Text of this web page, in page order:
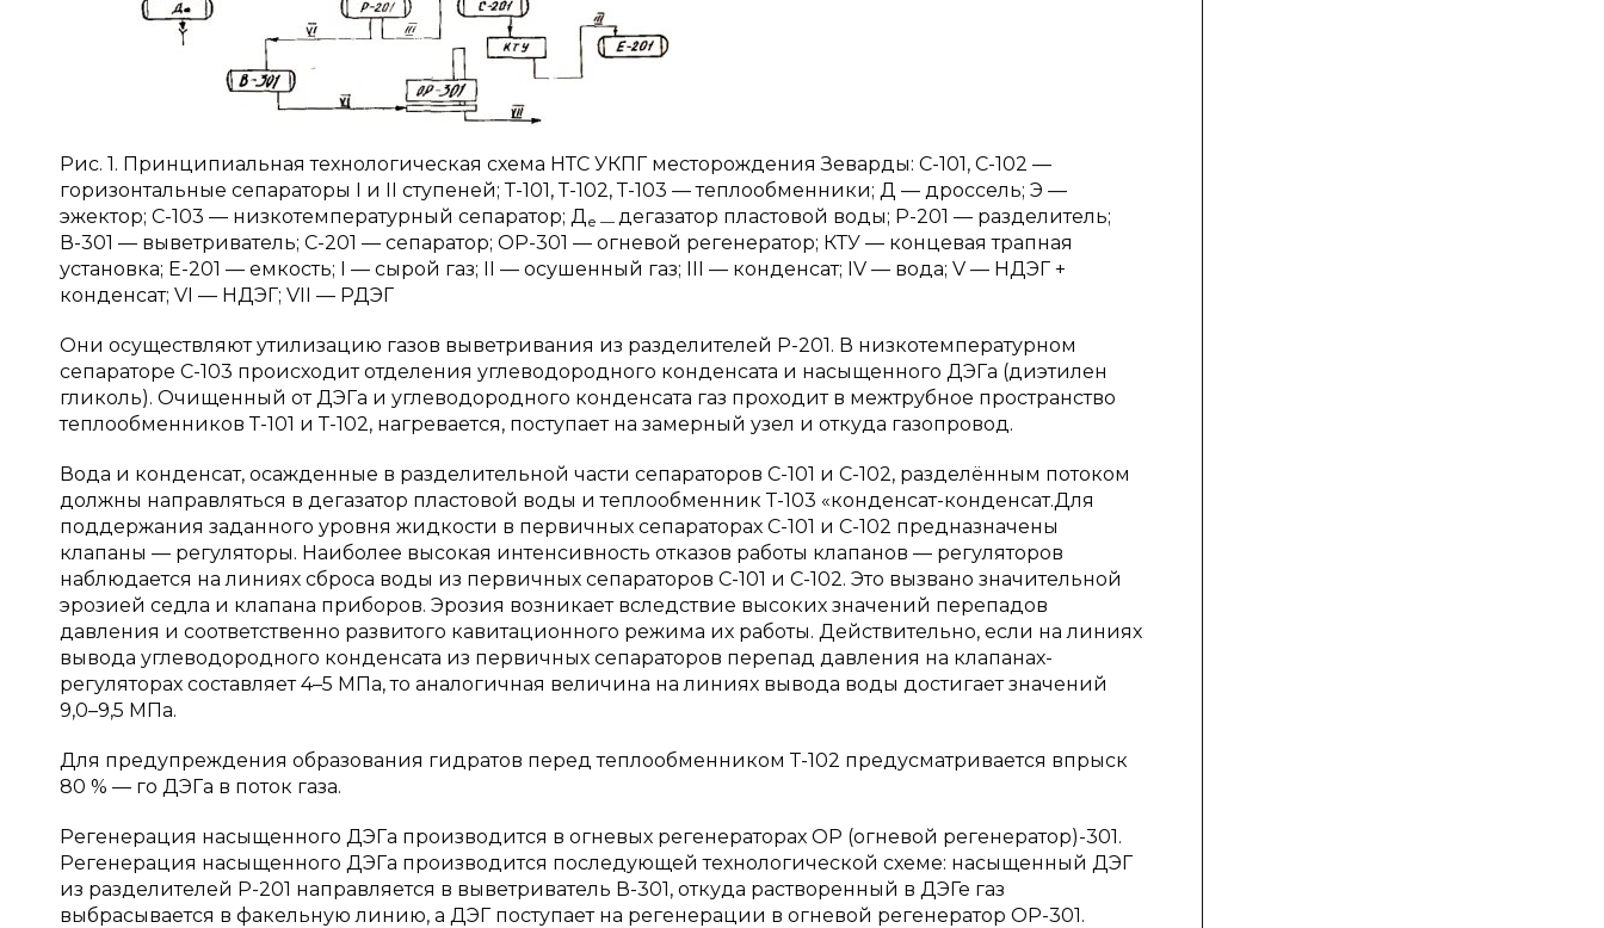
Рис. 1. Принципиальная технологическая схема НТС УКПГ месторождения Зеварды: С-101, С-102 —
горизонтальные сепараторы I и II ступеней; Т-101, Т-102, Т-103 — теплообменники; Д — дроссель; Э —
эжектор; С-103 — низкотемпературный сепаратор; Де — дегазатор пластовой воды; Р-201 — разделитель;
В-301 — выветриватель; С-201 — сепаратор; ОР-301 — огневой регенератор; КТУ — концевая трапная
установка; Е-201 — емкость; I — сырой газ; II — осушенный газ; III — конденсат; IV — вода; V — НДЭГ +
конденсат; VI — НДЭГ; VII — РДЭГ
Они осуществляют утилизацию газов выветривания из разделителей Р-201. В низкотемпературном
сепараторе С-103 происходит отделения углеводородного конденсата и насыщенного ДЭГа (диэтилен
гликоль). Очищенный от ДЭГа и углеводородного конденсата газ проходит в межтрубное пространство
теплообменников Т-101 и Т-102, нагревается, поступает на замерный узел и откуда газопровод.
Вода и конденсат, осажденные в разделительной части сепараторов С-101 и С-102, разделённым потоком
должны направляться в дегазатор пластовой воды и теплообменник Т-103 «конденсат-конденсат.Для
поддержания заданного уровня жидкости в первичных сепараторах С-101 и С-102 предназначены
клапаны — регуляторы. Наиболее высокая интенсивность отказов работы клапанов — регуляторов
наблюдается на линиях сброса воды из первичных сепараторов С-101 и С-102. Это вызвано значительной
эрозией седла и клапана приборов. Эрозия возникает вследствие высоких значений перепадов
давления и соответственно развитого кавитационного режима их работы. Действительно, если на линиях
вывода углеводородного конденсата из первичных сепараторов перепад давления на клапанах-
регуляторах составляет 4–5 МПа, то аналогичная величина на линиях вывода воды достигает значений
9,0–9,5 МПа.
Для предупреждения образования гидратов перед теплообменником Т-102 предусматривается впрыск
80 % — го ДЭГа в поток газа.
Регенерация насыщенного ДЭГа производится в огневых регенераторах ОР (огневой регенератор)-301.
Регенерация насыщенного ДЭГа производится последующей технологической схеме: насыщенный ДЭГ
из разделителей Р-201 направляется в выветриватель В-301, откуда растворенный в ДЭГе газ
выбрасывается в факельную линию, а ДЭГ поступает на регенерации в огневой регенератор ОР-301.